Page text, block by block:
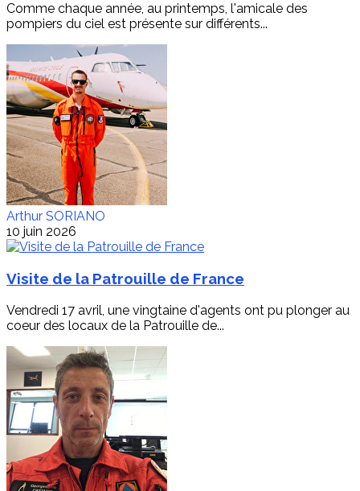
Comme chaque année, au printemps, l'amicale des
pompiers du ciel est présente sur différents...
Arthur SORIANO
10 juin 2026
Visite de la Patrouille de France
Vendredi 17 avril, une vingtaine d'agents ont pu plonger au
coeur des locaux de la Patrouille de...